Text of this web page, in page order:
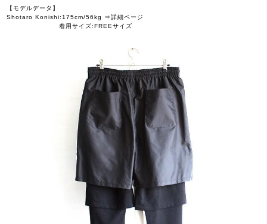
【モデルデータ】
Shotaro Konishi:175cm/56kg ⇒詳細ページ
着用サイズ:FREEサイズ